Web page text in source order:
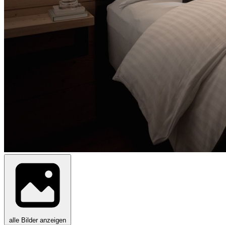
alle Bilder anzeigen